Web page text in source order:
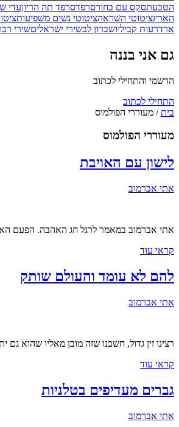
הטבעתסקס עם בחורסרפדסרפד תה הריוןעדי
הארץציטוטי השראהציטוטי נשים משפיעות
ארדרעות קביליושברון לבשירי ישראליםשירי
גם אני בננה
הרשמי והתחילי לכתוב
התחילי לכתוב
בית/ מעוררי הפולמוס
מעוררי הפולמוס
לישון עם האויבת
אתי אברמוב
אתי אברמוב במאמר לרגל חג האהבה. הפעם
קראי עוד
להם לא עומד והעולם שותק
אתי אברמוב
רצינו זין גדול, חשבנו שזה מובן מאליו שהוא
קראי עוד
גברים מעדיפים בטלניות
אתי אברמוב